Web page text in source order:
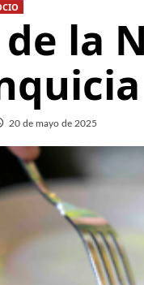
la
20 de mayo de 2025